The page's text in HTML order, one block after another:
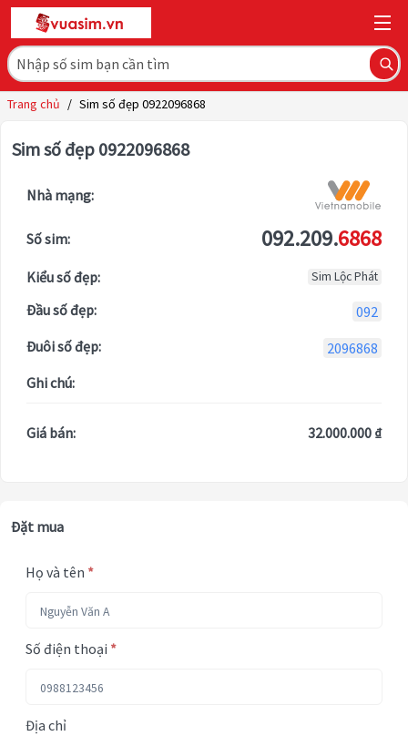
Trang chủ / Sim số đẹp 0922096868
Sim số đẹp 0922096868
Nhà mạng:
Số sim: 092.209.6868
Kiểu số đẹp: Sim Lộc Phát
Đầu số đẹp:
092
Đuôi số đẹp:
2096868
Ghi chú:
Giá bán: 32.000.000 ₫
Đặt mua
Họ và tên *
Số điện thoại *
Địa chỉ